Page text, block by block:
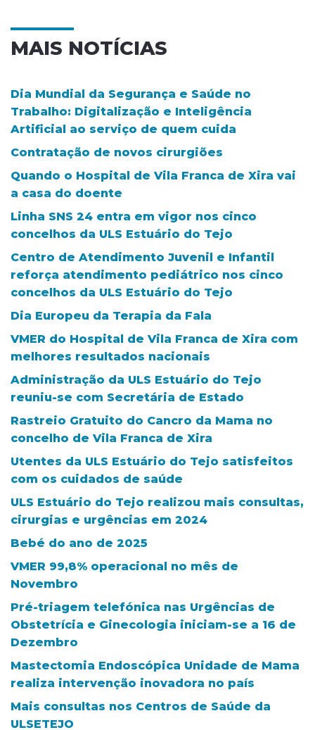
MAIS NOTÍCIAS
Dia Mundial da Segurança e Saúde no
Trabalho: Digitalização e Inteligência
Artificial ao serviço de quem cuida
Contratação de novos cirurgiões
Quando o Hospital de Vila Franca de Xira vai
a casa do doente
Linha SNS 24 entra em vigor nos cinco
concelhos da ULS Estuário do Tejo
Centro de Atendimento Juvenil e Infantil
reforça atendimento pediátrico nos cinco
concelhos da ULS Estuário do Tejo
Dia Europeu da Terapia da Fala
VMER do Hospital de Vila Franca de Xira com
melhores resultados nacionais
Administração da ULS Estuário do Tejo
reuniu-se com Secretária de Estado
Rastreio Gratuito do Cancro da Mama no
concelho de Vila Franca de Xira
Utentes da ULS Estuário do Tejo satisfeitos
com os cuidados de saúde
ULS Estuário do Tejo realizou mais consultas,
cirurgias e urgências em 2024
Bebé do ano de 2025
VMER 99,8% operacional no mês de
Novembro
Pré-triagem telefónica nas Urgências de
Obstetrícia e Ginecologia iniciam-se a 16 de
Dezembro
Mastectomia Endoscópica Unidade de Mama
realiza intervenção inovadora no país
Mais consultas nos Centros de Saúde da
ULSETEJO